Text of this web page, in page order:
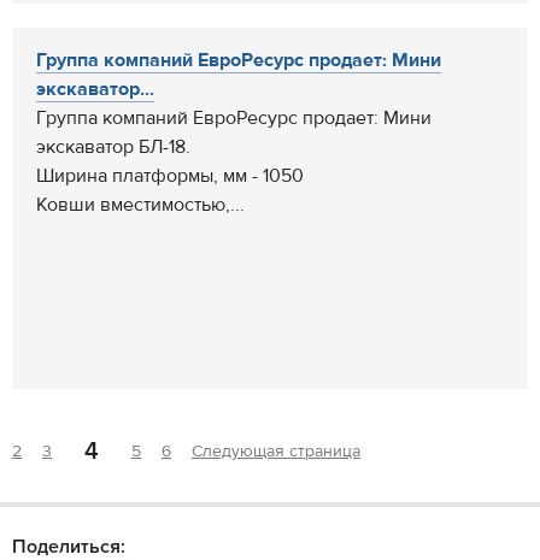
Группа компаний ЕвроРесурс продает: Мини
экскаватор...
Группа компаний ЕвроРесурс продает: Мини
экскаватор БЛ-18.
Ширина платформы, мм - 1050
Ковши вместимостью,...
2 3 4 5 6 Следующая страница
Поделиться: